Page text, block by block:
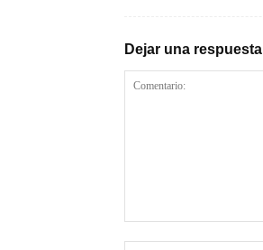
Dejar una respuesta